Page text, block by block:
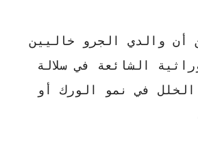
أن والدي الجرو خاليين
الشائعة في سلالة
الخلل في نمو الورك أو